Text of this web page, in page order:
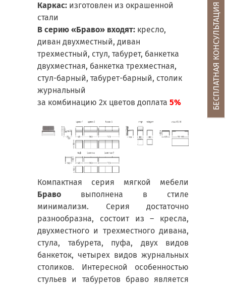
Каркас: изготовлен из окрашенной
стали
В серию «Браво» входят: кресло,
диван двухместный, диван
трехместный, стул, табурет, банкетка
двухместная, банкетка трехместная,
стул-барный, табурет-барный, столик
журнальный
за комбинацию 2х цветов доплата 5%
Компактная серия мягкой мебели
Браво выполнена в стиле
минимализм. Серия достаточно
разнообразна, состоит из – кресла,
двухместного и трехместного дивана,
стула, табурета, пуфа, двух видов
банкеток, четырех видов журнальных
столиков. Интересной особенностью
стульев и табуретов браво является
БЕСПЛАТНАЯ КОНСУЛЬТАЦИЯ